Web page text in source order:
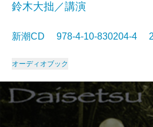
鈴木大拙／講演
新潮CD 978-4-10-830204-4
オーディオブック